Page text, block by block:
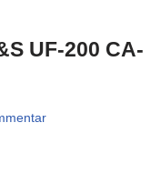
UF-200 CA-